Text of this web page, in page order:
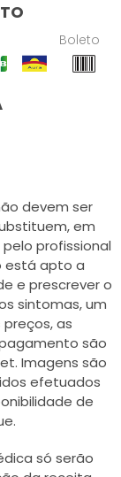
Boleto
devem ser
em
profissional
está apto a
e prescrever o
sintomas, um
as
são
Imagens são
efetuados
de
só serão